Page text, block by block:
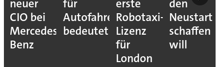
neuer
CIO bei
Mercedes-
Benz
für
Autofahrer
bedeutet
erste
Robotaxi-
Lizenz
für
London
den
Neustart
schaffen
will